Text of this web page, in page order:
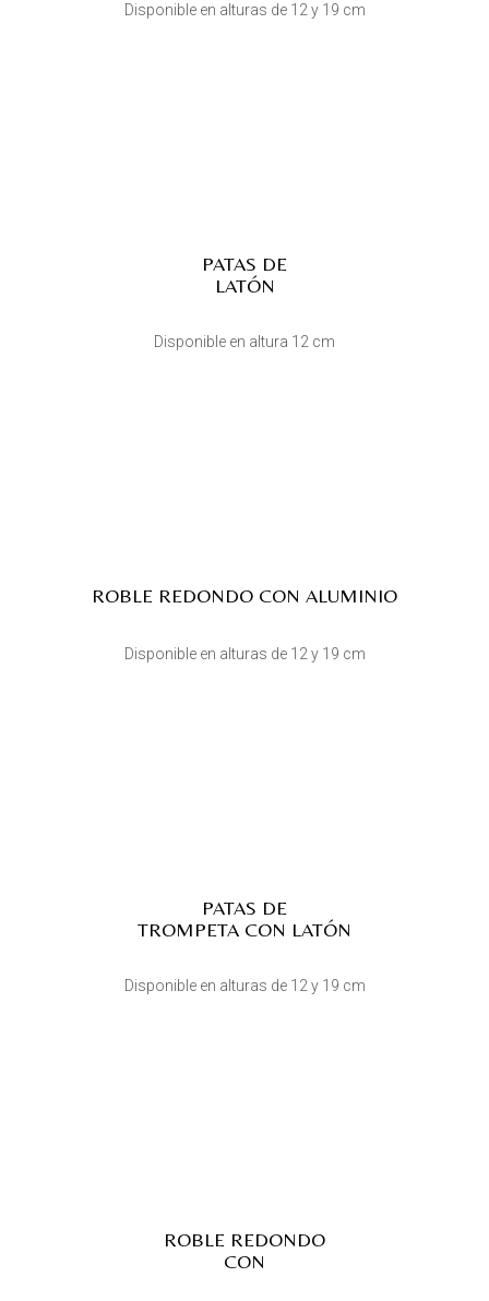
Disponible en alturas de 12 y 19 cm
PATAS DE
LATÓN
Disponible en altura 12 cm
ROBLE REDONDO CON ALUMINIO
Disponible en alturas de 12 y 19 cm
PATAS DE
TROMPETA CON LATÓN
Disponible en alturas de 12 y 19 cm
ROBLE REDONDO
CON